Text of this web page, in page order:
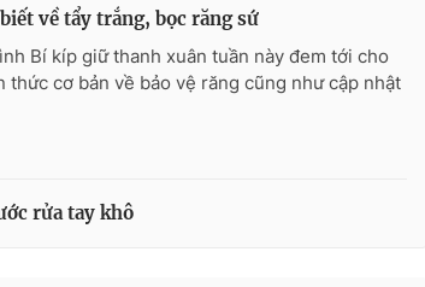
về tẩy trắng, bọc răng sứ
Bí kíp giữ thanh xuân tuần này đem tới cho
thức cơ bản về bảo vệ răng cũng như cập nhật
rửa tay khô